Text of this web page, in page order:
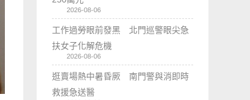
2026-08-06
工作過勞眼前發黑 北門巡警眼尖急
扶女子化解危機
2026-08-06
逛賣場熱中暑昏厥 南門警與消即時
救援急送醫